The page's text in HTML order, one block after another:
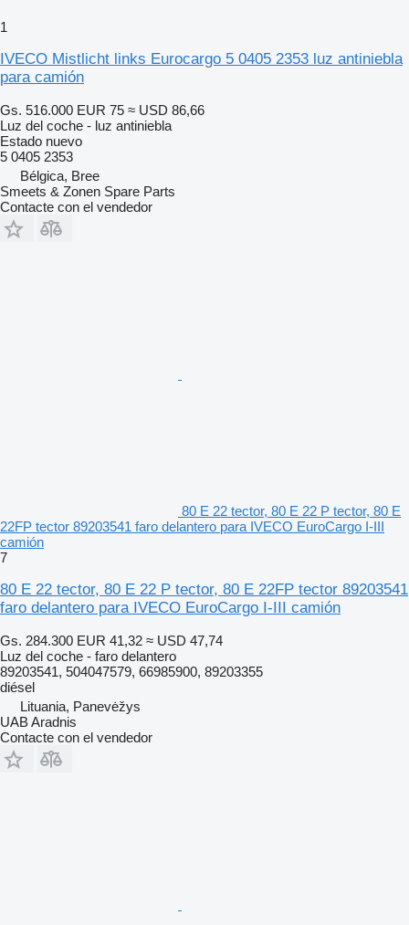
1
IVECO Mistlicht links Eurocargo 5 0405 2353 luz antiniebla
para camión
Gs. 516.000 EUR 75 ≈ USD 86,66
Luz del coche - luz antiniebla
Estado nuevo
5 0405 2353
Bélgica, Bree
Smeets & Zonen Spare Parts
Contacte con el vendedor
80 E 22 tector, 80 E 22 P tector, 80 E
22FP tector 89203541 faro delantero para IVECO EuroCargo I-III
camión
7
80 E 22 tector, 80 E 22 P tector, 80 E 22FP tector 89203541
faro delantero para IVECO EuroCargo I-III camión
Gs. 284.300 EUR 41,32 ≈ USD 47,74
Luz del coche - faro delantero
89203541, 504047579, 66985900, 89203355
diésel
Lituania, Panevėžys
UAB Aradnis
Contacte con el vendedor